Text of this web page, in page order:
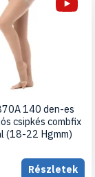
140 den-es
csipkés combfix
(18-22 Hgmm)
Részletek